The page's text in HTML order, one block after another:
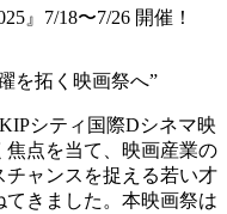
』7/18〜7/26 開催！
を拓く映画祭へ”
シティ国際Dシネマ映
点を当て、映画産業の
ャンスを捉える若い才
きました。本映画祭は